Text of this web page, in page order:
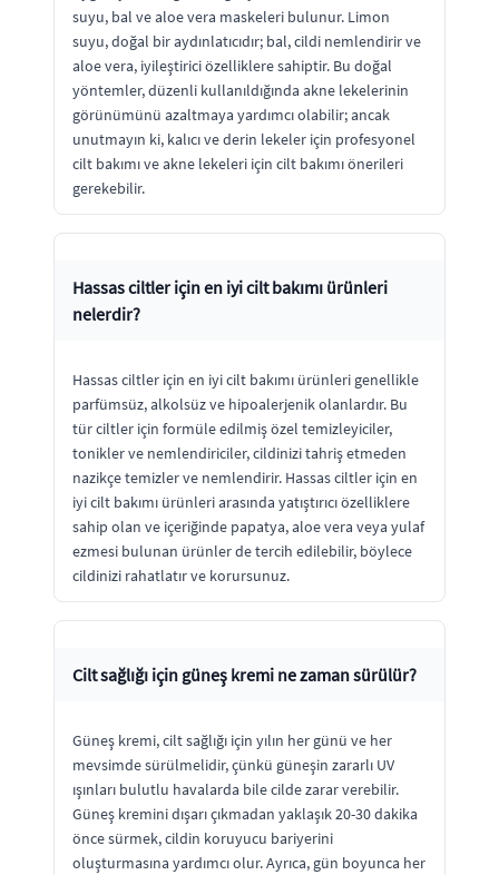
suyu, bal ve aloe vera maskeleri bulunur. Limon
suyu, doğal bir aydınlatıcıdır; bal, cildi nemlendirir ve
aloe vera, iyileştirici özelliklere sahiptir. Bu doğal
yöntemler, düzenli kullanıldığında akne lekelerinin
görünümünü azaltmaya yardımcı olabilir; ancak
unutmayın ki, kalıcı ve derin lekeler için profesyonel
cilt bakımı ve akne lekeleri için cilt bakımı önerileri
gerekebilir.
Hassas ciltler için en iyi cilt bakımı ürünleri
nelerdir?
Hassas ciltler için en iyi cilt bakımı ürünleri genellikle
parfümsüz, alkolsüz ve hipoalerjenik olanlardır. Bu
tür ciltler için formüle edilmiş özel temizleyiciler,
tonikler ve nemlendiriciler, cildinizi tahriş etmeden
nazikçe temizler ve nemlendirir. Hassas ciltler için en
iyi cilt bakımı ürünleri arasında yatıştırıcı özelliklere
sahip olan ve içeriğinde papatya, aloe vera veya yulaf
ezmesi bulunan ürünler de tercih edilebilir, böylece
cildinizi rahatlatır ve korursunuz.
Cilt sağlığı için güneş kremi ne zaman sürülür?
Güneş kremi, cilt sağlığı için yılın her günü ve her
mevsimde sürülmelidir, çünkü güneşin zararlı UV
ışınları bulutlu havalarda bile cilde zarar verebilir.
Güneş kremini dışarı çıkmadan yaklaşık 20-30 dakika
önce sürmek, cildin koruyucu bariyerini
oluşturmasına yardımcı olur. Ayrıca, gün boyunca her